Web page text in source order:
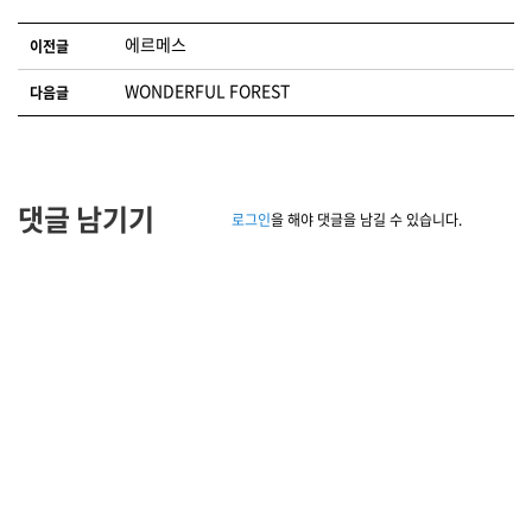
글 네비게이션
이전글 에르메스
다음글 WONDERFUL FOREST
댓글 남기기 로그인을 해야 댓글을 남길 수 있습니다.